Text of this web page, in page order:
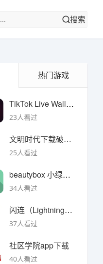
搜索
热门游戏
TikTok Live Wallpaper
23人看过
文明时代下载破解版无限金币最新版
25人看过
beautybox 小绿盒正版最新免费下载
34人看过
闪连（LightningX）加速器app
37人看过
社区学院app下载
40人看过